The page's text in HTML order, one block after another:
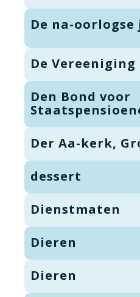
De na-oorlogse
De Vereeniging
Den Bond voor
Der Aa-kerk,
dessert
Dienstmaten
Dieren
Dieren